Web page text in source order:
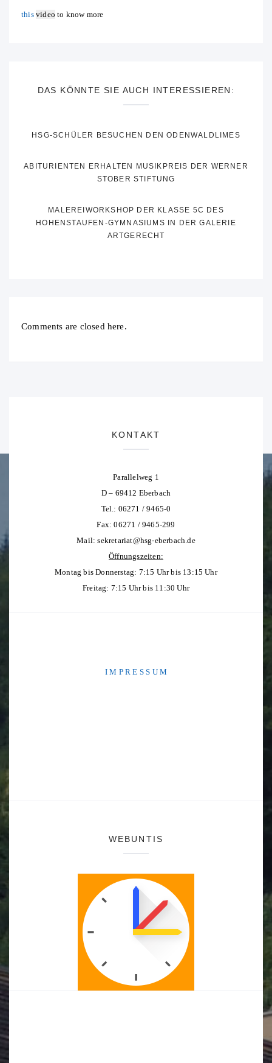
this video to know more
DAS KÖNNTE SIE AUCH INTERESSIEREN:
HSG-SCHÜLER BESUCHEN DEN ODENWALDLIMES
ABITURIENTEN ERHALTEN MUSIKPREIS DER WERNER
STOBER STIFTUNG
MALEREIWORKSHOP DER KLASSE 5C DES
HOHENSTAUFEN-GYMNASIUMS IN DER GALERIE
ARTGERECHT
Comments are closed here.
KONTAKT
Parallelweg 1
D – 69412 Eberbach
Tel.: 06271 / 9465-0
Fax: 06271 / 9465-299
Mail:sekretariat@hsg-eberbach.de
Öffnungszeiten:
Montag bis Donnerstag: 7:15 Uhr bis 13:15 Uhr
Freitag: 7:15 Uhr bis 11:30 Uhr
I M P R E S S U M
WEBUNTIS